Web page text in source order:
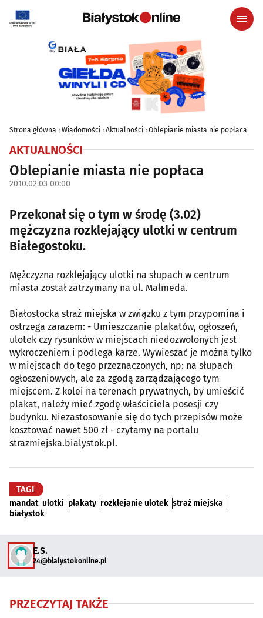
Strona główna Wiadomości Aktualności Oblepianie miasta nie popłaca
AKTUALNOŚCI
Oblepianie miasta nie popłaca
2010.02.03 00:00
Przekonał się o tym w środę (3.02)
mężczyzna rozklejający ulotki w centrum
Białegostoku.
Mężczyzna rozklejający ulotki na słupach w centrum
miasta został zatrzymany na ul. Malmeda.
Białostocka straż miejska w związku z tym przypomina i
ostrzega zarazem: - Umieszczanie plakatów, ogłoszeń,
ulotek czy rysunków w miejscach niedozwolonych jest
wykroczeniem i podlega karze. Wywieszać je można tylko
w miejscach do tego przeznaczonych, np: na słupach
ogłoszeniowych, ale za zgodą zarządzającego tym
miejscem. Z kolei na terenach prywatnych, by umieścić
plakat, należy mieć zgodę właściciela posesji czy
budynku. Niezastosowanie się do tych przepisów może
kosztować nawet 500 zł - czytamy na portalu
strazmiejska.bialystok.pl.
TAGI
mandat ulotki plakaty rozklejanie ulotek straż miejska
białystok
E.S.
24@bialystokonline.pl
PRZECZYTAJ TAKŻE